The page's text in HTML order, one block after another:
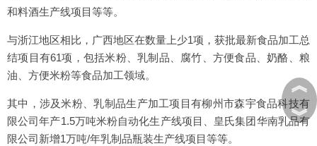
和料酒生产线项目等等。
与浙江地区相比，广西地区在数量上少1项，获批最新食品加工总
结项目有61项，包括米粉、乳制品、腐竹、方便食品、奶酪、粮
油、方便米粉等食品加工领域。
其中，涉及米粉、乳制品生产加工项目有柳州市森宇食品科技有
限公司年产1.5万吨米粉自动化生产线项目、皇氏集团华南乳品有
限公司新增1万吨/年乳制品瓶装生产线项目等等。
︽
︾